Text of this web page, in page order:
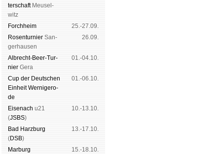
ter­schaftMeu­sel­
witz
Forch­heim
25.-27.09.
Rosen­tur­nier San­
ger­hau­sen
26.09.
Albrecht-Beer-Tur­
nier Ge­ra
01.-04.10.
Cup der Deut­schen
Ein­heit Wer­ni­ge­ro­
de
01.-06.10.
Eise­nach u21
(JSBS)
10.-13.10.
Bad Harz­burg
(DSB)
13.-17.10.
Mar­burg
15.-18.10.